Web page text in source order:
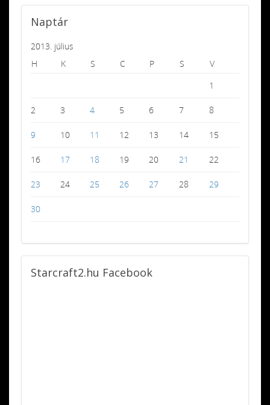
Naptár
2013. július
H
K S C P S
V
1
2 3 4 5 6 7 8
9 10 11 12 13 14 15
16 17 18 19 20 21 22
23 24 25 26 27 28 29
30
Starcraft2.hu Facebook